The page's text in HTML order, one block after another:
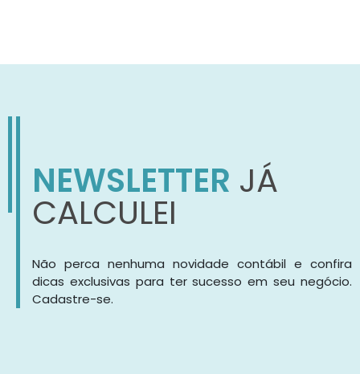
NEWSLETTER JÁ
CALCULEI
Não perca nenhuma novidade contábil e confira
dicas exclusivas para ter sucesso em seu negócio.
Cadastre-se.